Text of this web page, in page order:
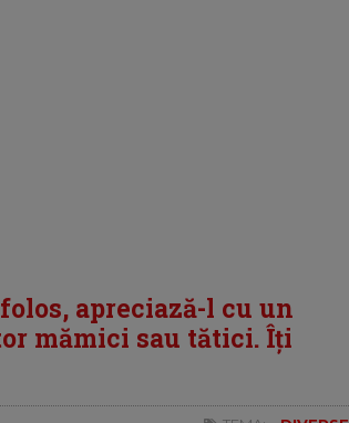
apreciază-l cu un
mămici sau tătici. Îți